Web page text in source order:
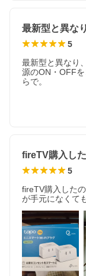
5
最新型と異なり
源のON・OFF
らで。
fireTV購入し
5
fireTV購入した
が手元になくて